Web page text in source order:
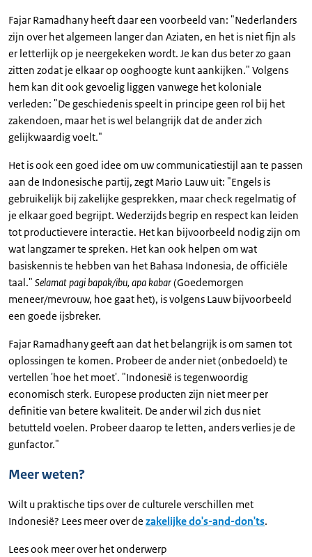
Fajar Ramadhany heeft daar een voorbeeld van: "Nederlanders
zijn over het algemeen langer dan Aziaten, en het is niet fijn als
er letterlijk op je neergekeken wordt. Je kan dus beter zo gaan
zitten zodat je elkaar op ooghoogte kunt aankijken." Volgens
hem kan dit ook gevoelig liggen vanwege het koloniale
verleden: "De geschiedenis speelt in principe geen rol bij het
zakendoen, maar het is wel belangrijk dat de ander zich
gelijkwaardig voelt."
Het is ook een goed idee om uw communicatiestijl aan te passen
aan de Indonesische partij, zegt Mario Lauw uit: "Engels is
gebruikelijk bij zakelijke gesprekken, maar check regelmatig of
je elkaar goed begrijpt. Wederzijds begrip en respect kan leiden
tot productievere interactie. Het kan bijvoorbeeld nodig zijn om
wat langzamer te spreken. Het kan ook helpen om wat
basiskennis te hebben van het Bahasa Indonesia, de officiële
taal." Selamat pagi bapak/ibu, apa kabar(Goedemorgen
meneer/mevrouw, hoe gaat het), is volgens Lauw bijvoorbeeld
een goede ijsbreker.
Fajar Ramadhany geeft aan dat het belangrijk is om samen tot
oplossingen te komen. Probeer de ander niet (onbedoeld) te
vertellen 'hoe het moet'. "Indonesië is tegenwoordig
economisch sterk. Europese producten zijn niet meer per
definitie van betere kwaliteit. De ander wil zich dus niet
betutteld voelen. Probeer daarop te letten, anders verlies je de
gunfactor."
Meer weten?
Wilt u praktische tips over de culturele verschillen met
Indonesië? Lees meer over de zakelijke do's-and-don'ts.
Lees ook meer over het onderwerp